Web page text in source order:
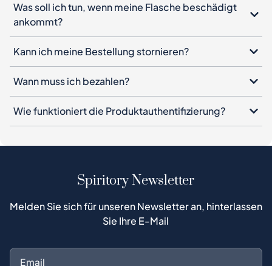
Was soll ich tun, wenn meine Flasche beschädigt
ankommt?
Kann ich meine Bestellung stornieren?
Wann muss ich bezahlen?
Wie funktioniert die Produktauthentifizierung?
Spiritory Newsletter
Melden Sie sich für unseren Newsletter an, hinterlassen
Sie Ihre E-Mail